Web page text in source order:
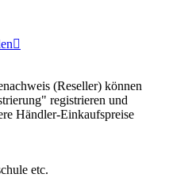

(Reseller) können
registrieren und
Händler-Einkaufspreise
etc.